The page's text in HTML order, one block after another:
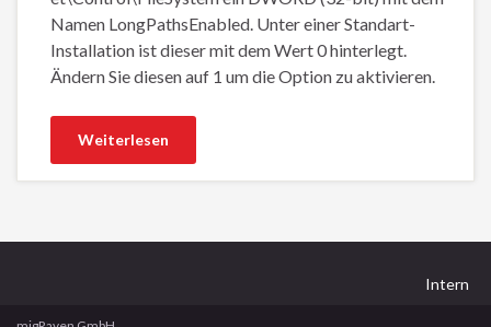
Namen LongPathsEnabled. Unter einer Standart-
Installation ist dieser mit dem Wert 0 hinterlegt.
Ändern Sie diesen auf 1 um die Option zu aktivieren.
Weiterlesen
Intern